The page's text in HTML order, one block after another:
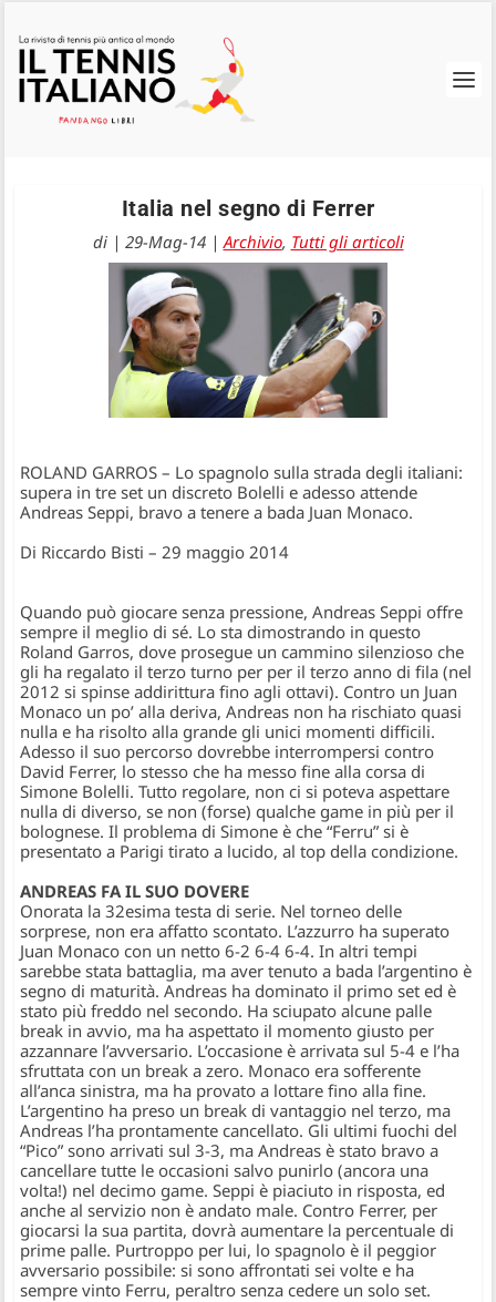
Italia nel segno di Ferrer
di | 29-Mag-14|Archivio, Tutti gli articoli
ROLAND GARROS – Lo spagnolo sulla strada degli italiani:
supera in tre set un discreto Bolelli e adesso attende
Andreas Seppi, bravo a tenere a bada Juan Monaco.
Di Riccardo Bisti – 29 maggio 2014
Quando può giocare senza pressione, Andreas Seppi offre
sempre il meglio di sé. Lo sta dimostrando in questo
Roland Garros, dove prosegue un cammino silenzioso che
gli ha regalato il terzo turno per per il terzo anno di fila (nel
2012 si spinse addirittura fino agli ottavi). Contro un Juan
Monaco un po’ alla deriva, Andreas non ha rischiato quasi
nulla e ha risolto alla grande gli unici momenti difficili.
Adesso il suo percorso dovrebbe interrompersi contro
David Ferrer, lo stesso che ha messo fine alla corsa di
Simone Bolelli. Tutto regolare, non ci si poteva aspettare
nulla di diverso, se non (forse) qualche game in più per il
bolognese. Il problema di Simone è che “Ferru” si è
presentato a Parigi tirato a lucido, al top della condizione.
ANDREAS FA IL SUO DOVERE
Onorata la 32esima testa di serie. Nel torneo delle
sorprese, non era affatto scontato. L’azzurro ha superato
Juan Monaco con un netto 6-2 6-4 6-4. In altri tempi
sarebbe stata battaglia, ma aver tenuto a bada l’argentino è
segno di maturità. Andreas ha dominato il primo set ed è
stato più freddo nel secondo. Ha sciupato alcune palle
break in avvio, ma ha aspettato il momento giusto per
azzannare l’avversario. L’occasione è arrivata sul 5-4 e l’ha
sfruttata con un break a zero. Monaco era sofferente
all’anca sinistra, ma ha provato a lottare fino alla fine.
L’argentino ha preso un break di vantaggio nel terzo, ma
Andreas l’ha prontamente cancellato. Gli ultimi fuochi del
“Pico” sono arrivati sul 3-3, ma Andreas è stato bravo a
cancellare tutte le occasioni salvo punirlo (ancora una
volta!) nel decimo game. Seppi è piaciuto in risposta, ed
anche al servizio non è andato male. Contro Ferrer, per
giocarsi la sua partita, dovrà aumentare la percentuale di
prime palle. Purtroppo per lui, lo spagnolo è il peggior
avversario possibile: si sono affrontati sei volte e ha
sempre vinto Ferru, peraltro senza cedere un solo set.